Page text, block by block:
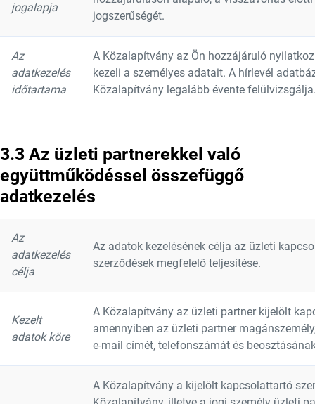
jogalapja
jogszerűségét.
Az
adatkezelés
időtartama
A Közalapítvány az Ön hozzájáruló
kezeli a személyes adatait. A hírlevél
Közalapítvány legalább évente
3.3 Az üzleti partnerekkel való
együttműködéssel összefüggő
adatkezelés
Az
adatkezelés
célja
Az adatok kezelésének célja az üzleti
szerződések megfelelő teljesítése.
Kezelt
adatok köre
A Közalapítvány az üzleti partner kijelölt
amennyiben az üzleti partner
e-mail címét, telefonszámát és
A Közalapítvány a kijelölt kapcsolattartó